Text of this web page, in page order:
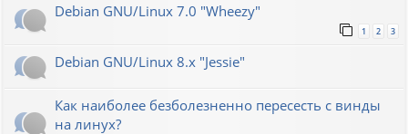
Debian GNU/Linux 7.0 "Wheezy"
1 2 3
Debian GNU/Linux 8.x "Jessie"
Как наиболее безболезненно пересесть с винды
на линух?